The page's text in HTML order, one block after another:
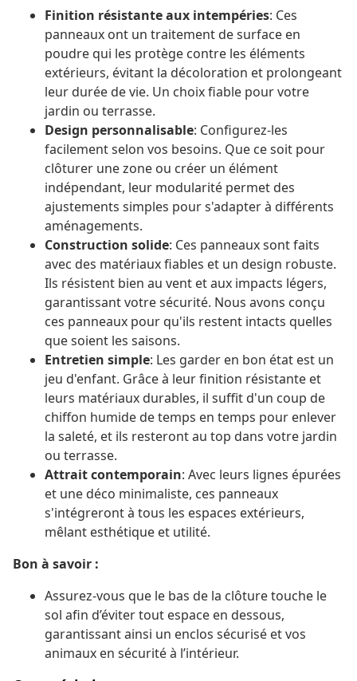
Finition résistante aux intempéries: Ces
panneaux ont un traitement de surface en
poudre qui les protège contre les éléments
extérieurs, évitant la décoloration et prolongeant
leur durée de vie. Un choix fiable pour votre
jardin ou terrasse.
Design personnalisable: Configurez-les
facilement selon vos besoins. Que ce soit pour
clôturer une zone ou créer un élément
indépendant, leur modularité permet des
ajustements simples pour s'adapter à différents
aménagements.
Construction solide: Ces panneaux sont faits
avec des matériaux fiables et un design robuste.
Ils résistent bien au vent et aux impacts légers,
garantissant votre sécurité. Nous avons conçu
ces panneaux pour qu'ils restent intacts quelles
que soient les saisons.
Entretien simple: Les garder en bon état est un
jeu d'enfant. Grâce à leur finition résistante et
leurs matériaux durables, il suffit d'un coup de
chiffon humide de temps en temps pour enlever
la saleté, et ils resteront au top dans votre jardin
ou terrasse.
Attrait contemporain: Avec leurs lignes épurées
et une déco minimaliste, ces panneaux
s'intégreront à tous les espaces extérieurs,
mêlant esthétique et utilité.
Bon à savoir :
Assurez-vous que le bas de la clôture touche le
sol afin d’éviter tout espace en dessous,
garantissant ainsi un enclos sécurisé et vos
animaux en sécurité à l’intérieur.